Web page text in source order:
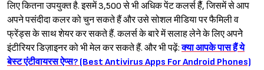
लिए कितना उपयुक्त है. इसमें 3,500 से भी अधिक पेंट कलर्स हैैं, जिसमें से आप
अपने पसंदीदा कलर को चुन सकते हैं और उसे सोशल मीडिया पर फैमिली व
फ्रेंड्स के साथ शेयर कर सकते हैं. कलर्स के बारे में सलाह लेने के लिए अपनेे
इंटीरियर डिज़ाइनर को भी मेल कर सकते हैं. और भी पढ़ें:क्या आपके पास हैं ये
बेस्ट एंटीवायरस ऐप्स? (Best Antivirus Apps For Android Phones)